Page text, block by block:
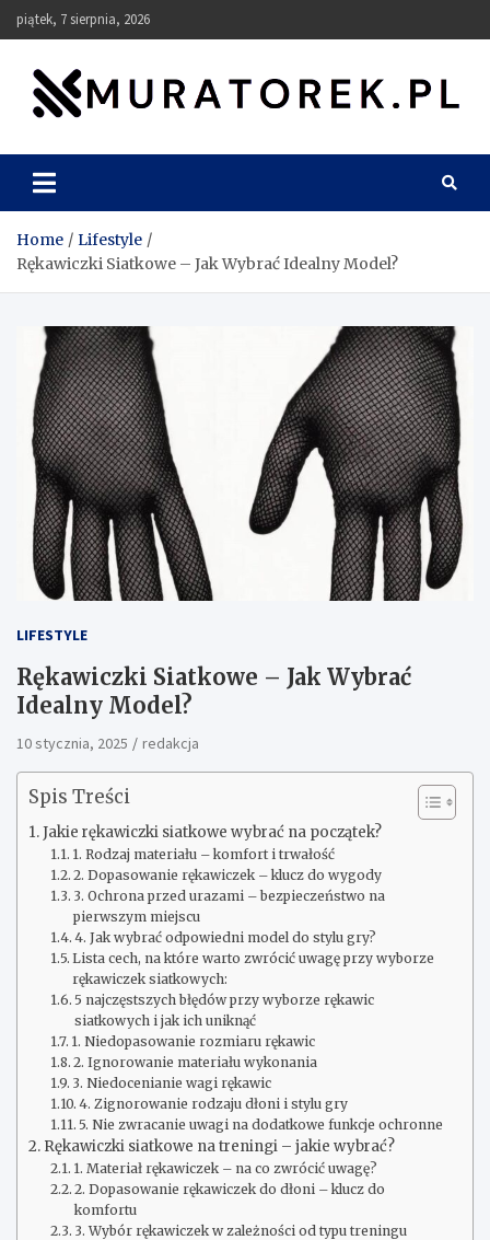
Skip
to
piątek, 7 sierpnia, 2026
muratorek.pl
Home
Lifestyle
Rękawiczki Siatkowe – Jak Wybrać Idealny Model?
LIFESTYLE
Rękawiczki Siatkowe – Jak Wybrać
Idealny Model?
10 stycznia, 2025 redakcja
Spis Treści
Jakie rękawiczki siatkowe wybrać na początek?
1. Rodzaj materiału – komfort i trwałość
2. Dopasowanie rękawiczek – klucz do wygody
3. Ochrona przed urazami – bezpieczeństwo na
pierwszym miejscu
4. Jak wybrać odpowiedni model do stylu gry?
Lista cech, na które warto zwrócić uwagę przy wyborze
rękawiczek siatkowych:
5 najczęstszych błędów przy wyborze rękawic
siatkowych i jak ich uniknąć
1. Niedopasowanie rozmiaru rękawic
2. Ignorowanie materiału wykonania
3. Niedocenianie wagi rękawic
4. Zignorowanie rodzaju dłoni i stylu gry
5. Nie zwracanie uwagi na dodatkowe funkcje ochronne
Rękawiczki siatkowe na treningi – jakie wybrać?
1. Materiał rękawiczek – na co zwrócić uwagę?
2. Dopasowanie rękawiczek do dłoni – klucz do
komfortu
3. Wybór rękawiczek w zależności od typu treningu